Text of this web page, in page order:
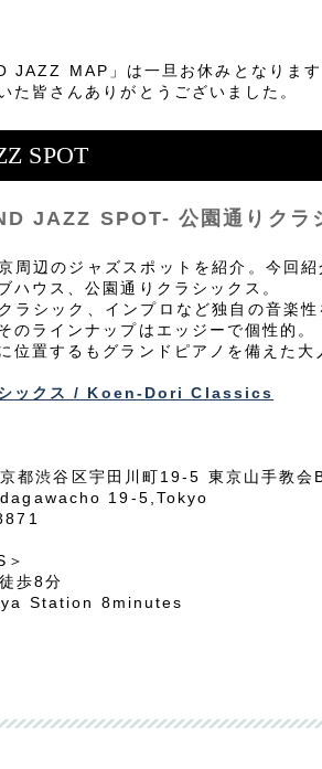
JAZZ MAP」は一旦お休みとなりま
た皆さんありがとうございました。
SPOT
JAZZ SPOT- 公園通りクラ
周辺のジャズスポットを紹介。今回
ハウス、公園通りクラシックス。
ラシック、インプロなど独自の音楽
のラインナップはエッジーで個性的。
位置するもグランドピアノを備えた
ックス / Koen-Dori Classics
都渋谷区宇田川町19-5 東京山手教会
19-5,Tokyo
歩8分
Station 8minutes